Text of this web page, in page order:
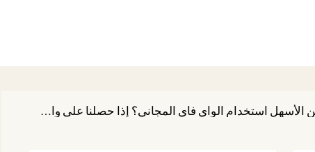
نحن قادمون إلى بلغراد لمدة أسبوع، هل يستحق الحصول على بطاقة SIM محلية أم أنه من الأسهل استخدام الواي فاي المجاني؟ إذا حصلنا على واحدة، هل يمكنك أن تعطي بعض التوصيات؟